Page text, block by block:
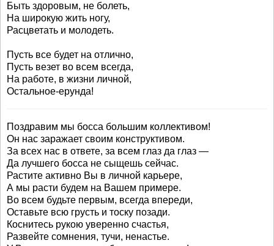
Быть здоровым, не болеть,
На широкую жить ногу,
Расцветать и молодеть.
Пусть все будет на отлично,
Пусть везет во всем всегда,
На работе, в жизни личной,
Остальное-ерунда!
Поздравим мы босса большим коллективом!
Он нас заражает своим конструктивом.
За всех нас в ответе, за всем глаз да глаз —
Да лучшего босса не сыщешь сейчас.
Растите активно Вы в личной карьере,
А мы расти будем на Вашем примере.
Во всем будьте первым, всегда впереди,
Оставьте всю грусть и тоску позади.
Коснитесь рукою уверенно счастья,
Развейте сомнения, тучи, ненастье.